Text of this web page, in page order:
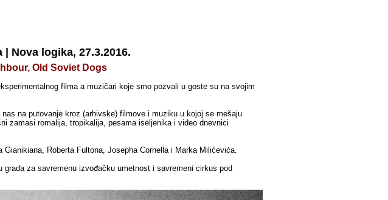
Nova logika, 27.3.2016.
Old Soviet Dogs
filma a muzičari koje smo pozvali u goste su na svojim
na putovanje kroz (arhivske) filmove i muziku u kojoj se mešaju
zamasi romalija, tropikalija, pesama iseljenika i video dnevnici
Roberta Fultona, Josepha Cornella i Marka Milićevića.
za savremenu izvođačku umetnost i savremeni cirkus pod